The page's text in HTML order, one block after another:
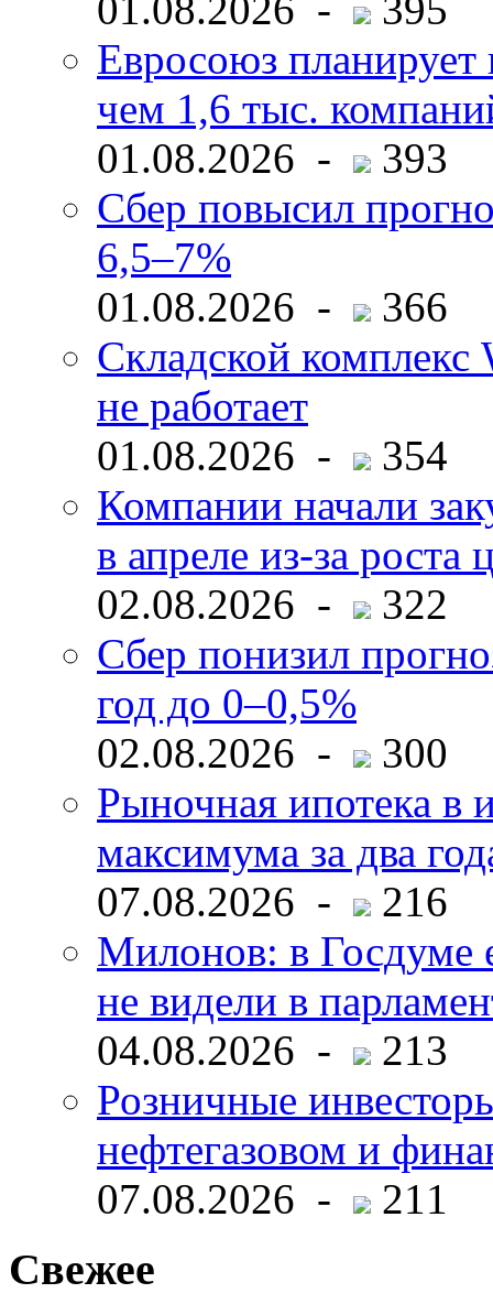
Евросоюз планирует
чем 1,6 тыс.
01.08.2026 -
393
Сбер повысил
6,5–7%
01.08.2026 -
366
Складской комплекс
не работает
01.08.2026 -
354
Компании начали
в апреле из-за роста
02.08.2026 -
322
Сбер понизил
год до 0–0,5%
02.08.2026 -
300
Рыночная ипотека в
максимума за два
07.08.2026 -
216
Милонов: в Госдуме
не видели в
04.08.2026 -
213
Розничные
нефтегазовом и
07.08.2026 -
211
Свежее